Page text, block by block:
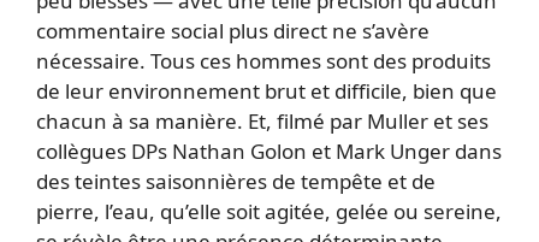
commentaire social plus direct ne s’avère
nécessaire. Tous ces hommes sont des produits
de leur environnement brut et difficile, bien que
chacun à sa manière. Et, filmé par Muller et ses
collègues DPs Nathan Golon et Mark Unger dans
des teintes saisonnières de tempête et de
pierre, l’eau, qu’elle soit agitée, gelée ou sereine,